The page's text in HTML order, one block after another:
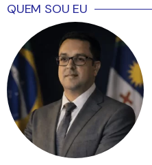
QUEM SOU EU